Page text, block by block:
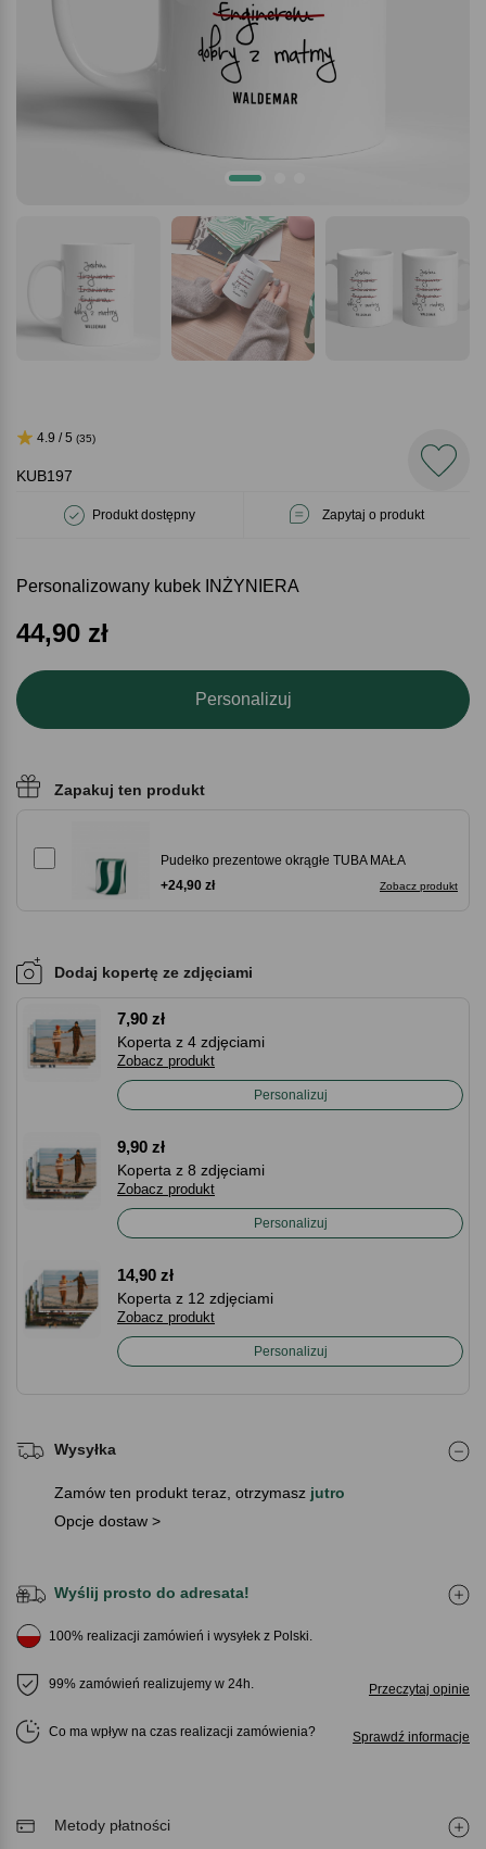
KUB197
Produkt dostępny Zapytaj o produkt
4.9 / 5 (35)
Personalizowany kubek INŻYNIERA
44,90 zł
Personalizuj
Zapakuj ten produkt
Pudełko prezentowe okrągłe TUBA MAŁA
Zobacz produkt
+24,90 zł
Dodaj kopertę ze zdjęciami
7,90 zł
Koperta z 4 zdjęciami
Zobacz produkt
Personalizuj
9,90 zł
Koperta z 8 zdjęciami
Zobacz produkt
Personalizuj
14,90 zł
Koperta z 12 zdjęciami
Zobacz produkt
Personalizuj
Wysyłka
Zamów ten produkt teraz, otrzymasz jutro
Opcje dostaw >
Wyślij prosto do adresata!
100% realizacji zamówień i wysyłek z Polski.
99% zamówień realizujemy w 24h. Przeczytaj opinie
Co ma wpływ na czas realizacji zamówienia Sprawdź informacje
Metody płatności